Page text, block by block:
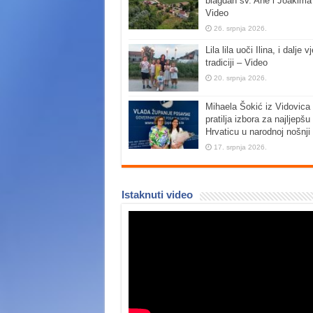
Video
26. srpnja 2026.
Lila lila uoči Ilina, i dalje
tradiciji – Video
20. srpnja 2026.
Mihaela Šokić iz Vidovica
pratilja izbora za najljepšu
Hrvaticu u narodnoj nošnji
17. srpnja 2026.
Istaknuti video